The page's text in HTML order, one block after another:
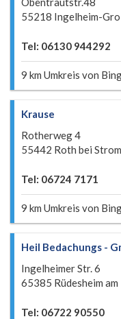
55218 Ingelheim-
Tel: 06130 944292
9 km Umkreis von
Krause
Rotherweg 4
55442 Roth bei
Tel: 06724 7171
9 km Umkreis von
Heil Bedachungs -
Ingelheimer Str. 6
65385 Rüdesheim am
Tel: 06722 90550